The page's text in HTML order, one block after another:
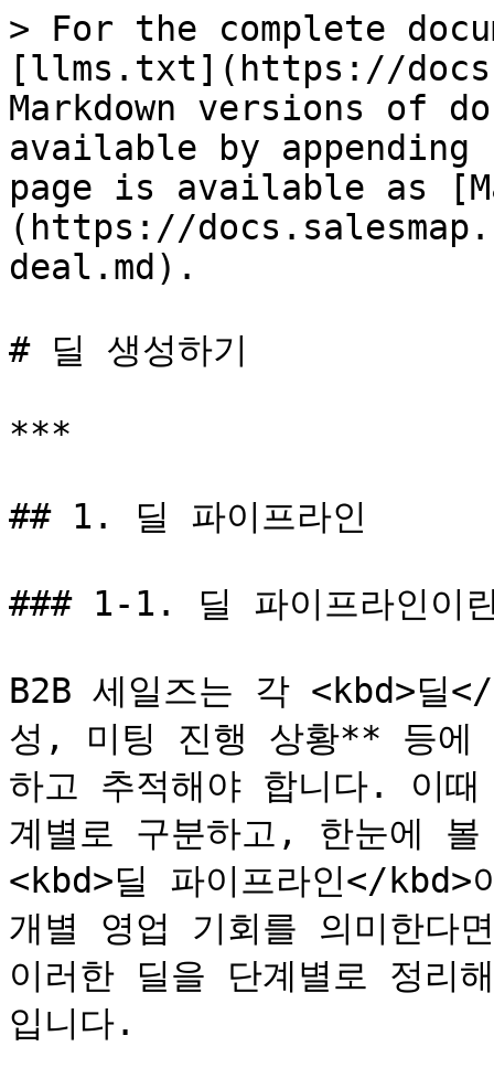
> For the complete
[llms.txt](https://
Markdown versions of
available by
page is available as
(https://
deal.md).
# 딜 생성하기
***
## 1. 딜 파이프라인
### 1-1. 딜 파이프라인이
B2B 세일즈는 각 <kbd>딜
성, 미팅 진행 상황** 등에
하고 추적해야 합니다. 이
계별로 구분하고, 한눈에
<kbd>딜 파이프라인</
개별 영업 기회를 의미한다
이러한 딜을 단계별로 정리
입니다.